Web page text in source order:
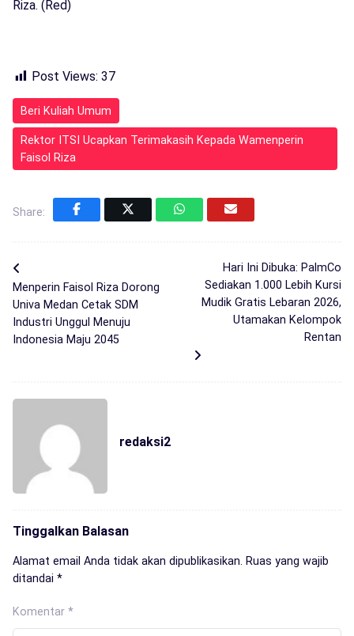
Riza. (Red)
Post Views: 37
Beri Kuliah Umum
Rektor ITSI Ucapkan Terimakasih Kepada Wamenperin
Faisol Riza
Share:
Menperin Faisol Riza Dorong
Univa Medan Cetak SDM
Industri Unggul Menuju
Indonesia Maju 2045
Hari Ini Dibuka: PalmCo
Sediakan 1.000 Lebih Kursi
Mudik Gratis Lebaran 2026,
Utamakan Kelompok
Rentan
redaksi2
Tinggalkan Balasan
Alamat email Anda tidak akan dipublikasikan. Ruas yang wajib
ditandai *
Komentar *